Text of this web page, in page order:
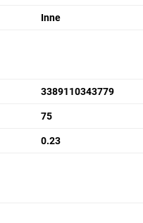
Inne
3389110343779
75
0.23